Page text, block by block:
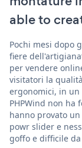
able to
Pochi mesi dopo
fiere
per vendere
visitatori la
ergonomici, in un
PHPWind non ha
hanno provato
powr slider e
goffo e difficile